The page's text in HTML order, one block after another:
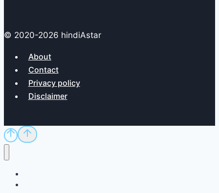
© 2020-2026 hindiAstar
About
Contact
Privacy policy
Disclaimer